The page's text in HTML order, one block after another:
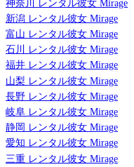
神奈川 レンタル彼女 Mirage
新潟 レンタル彼女 Mirage
富山 レンタル彼女 Mirage
石川 レンタル彼女 Mirage
福井 レンタル彼女 Mirage
山梨 レンタル彼女 Mirage
長野 レンタル彼女 Mirage
岐阜 レンタル彼女 Mirage
静岡 レンタル彼女 Mirage
愛知 レンタル彼女 Mirage
三重 レンタル彼女 Mirage